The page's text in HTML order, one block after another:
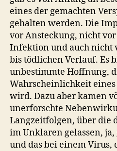
eines der gemachten
gehalten werden. Die
vor Ansteckung, nicht
Infektion und auch nicht
bis tödlichen Verlauf. Es
unbestimmte Hoffnung,
Wahrscheinlichkeit
wird. Dazu aber kamen
unerforschte
Langzeitfolgen, über die
im Unklaren gelassen,
und das bei einem Virus,